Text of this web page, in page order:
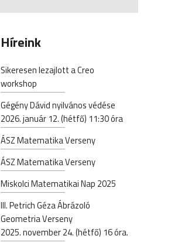
Híreink
Sikeresen lezajlott a Creo
workshop
Gégény Dávid nyilvános védése
2026. január 12. (hétfő) 11:30 óra
ÁSZ Matematika Verseny
ÁSZ Matematika Verseny
Miskolci Matematikai Nap 2025
III. Petrich Géza Ábrázoló
Geometria Verseny
2025. november 24. (hétfő) 16 óra.